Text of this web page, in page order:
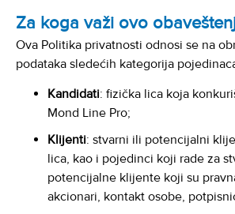
Za koga važi ovo
Ova Politika privatnosti odnosi se na
podataka sledećih kategorija
Kandidati: fizička lica koja
Mond Line Pro;
Klijenti: stvarni ili potencijalni
lica, kao i pojedinci koji rade za
potencijalne klijente koji su
akcionari, kontakt osobe,